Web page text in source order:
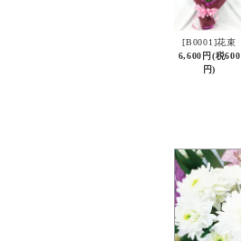
[B0001]花束
6,600円(税600
円)